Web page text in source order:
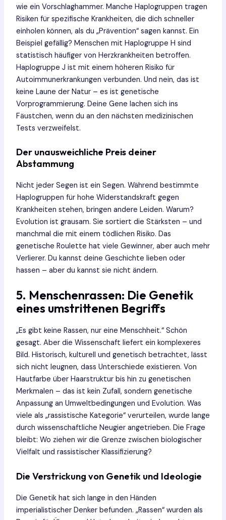
wie ein Vorschlaghammer. Manche Haplogruppen tragen
Risiken für spezifische Krankheiten, die dich schneller
einholen können, als du „Prävention“ sagen kannst. Ein
Beispiel gefällig? Menschen mit Haplogruppe H sind
statistisch häufiger von Herzkrankheiten betroffen.
Haplogruppe J ist mit einem höheren Risiko für
Autoimmunerkrankungen verbunden. Und nein, das ist
keine Laune der Natur – es ist genetische
Vorprogrammierung. Deine Gene lachen sich ins
Fäustchen, wenn du an den nächsten medizinischen
Tests verzweifelst.
Der unausweichliche Preis deiner
Abstammung
Nicht jeder Segen ist ein Segen. Während bestimmte
Haplogruppen für hohe Widerstandskraft gegen
Krankheiten stehen, bringen andere Leiden. Warum?
Evolution ist grausam. Sie sortiert die Stärksten – und
manchmal die mit einem tödlichen Risiko. Das
genetische Roulette hat viele Gewinner, aber auch mehr
Verlierer. Du kannst deine Geschichte lieben oder
hassen – aber du kannst sie nicht ändern.
5. Menschenrassen: Die Genetik
eines umstrittenen Begriffs
„Es gibt keine Rassen, nur eine Menschheit.“ Schön
gesagt. Aber die Wissenschaft liefert ein komplexeres
Bild. Historisch, kulturell und genetisch betrachtet, lässt
sich nicht leugnen, dass Unterschiede existieren. Von
Hautfarbe über Haarstruktur bis hin zu genetischen
Merkmalen – das ist kein Zufall, sondern genetische
Anpassung an Umweltbedingungen und Evolution. Was
viele als „rassistische Kategorie“ verurteilen, wurde lange
durch wissenschaftliche Neugier angetrieben. Die Frage
bleibt: Wo ziehen wir die Grenze zwischen biologischer
Vielfalt und rassistischer Klassifizierung?
Die Verstrickung von Genetik und Ideologie
Die Genetik hat sich lange in den Händen
imperialistischer Denker befunden. „Rassen“ wurden als